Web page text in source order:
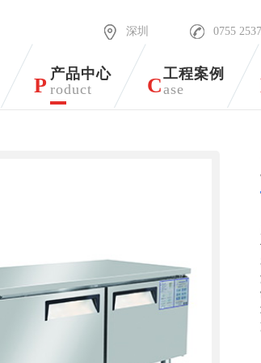
深圳 0755
产品中心
roduct
P
工程案例
ase
C